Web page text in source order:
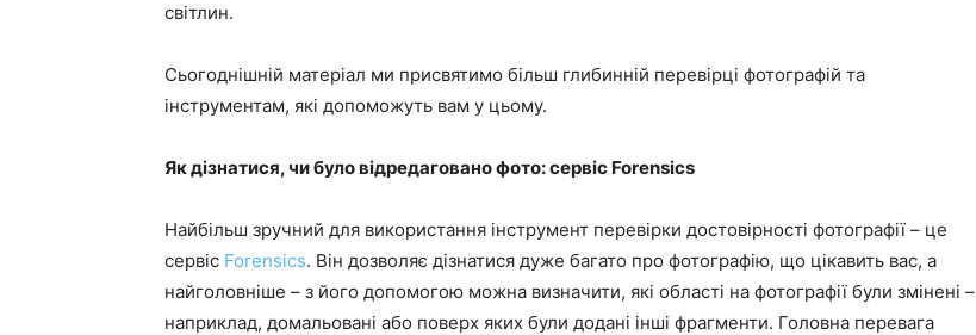
світлин.
Сьогоднішній матеріал ми присвятимо більш глибинній перевірці фотографій та
інструментам, які допоможуть вам у цьому.
Як дізнатися, чи було відредаговано фото: сервіс Forensics
Найбільш зручний для використання інструмент перевірки достовірності фотографії – це
сервіс Forensics. Він дозволяє дізнатися дуже багато про фотографію, що цікавить вас, а
найголовніше – з його допомогою можна визначити, які області на фотографії були змінені –
наприклад, домальовані або поверх яких були додані інші фрагменти. Головна перевага